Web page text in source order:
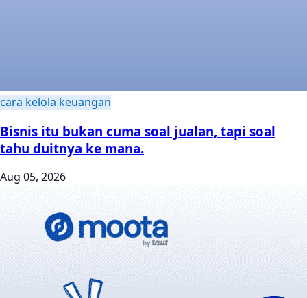
cara kelola keuangan
Bisnis itu bukan cuma soal jualan, tapi soal
tahu duitnya ke mana.
Aug 05, 2026